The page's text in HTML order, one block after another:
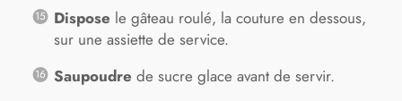
Dispose le gâteau roulé, la couture en dessous,
sur une assiette de service.
Saupoudre de sucre glace avant de servir.